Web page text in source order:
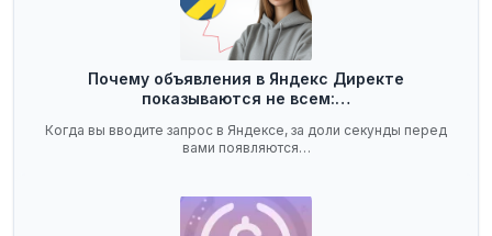
Почему объявления в Яндекс Директе
показываются не всем:…
Когда вы вводите запрос в Яндексе, за доли секунды перед
вами появляются…